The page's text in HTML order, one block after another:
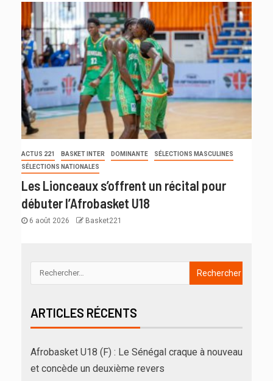
ACTUS 221 BASKET INTER DOMINANTE
SÉLECTIONS MASCULINES
SÉLECTIONS NATIONALES
Les Lionceaux s’offrent un récital pour
débuter l’Afrobasket U18
6 août 2026 Basket221
ARTICLES RÉCENTS
Afrobasket U18 (F) : Le Sénégal craque à nouveau
et concède un deuxième revers